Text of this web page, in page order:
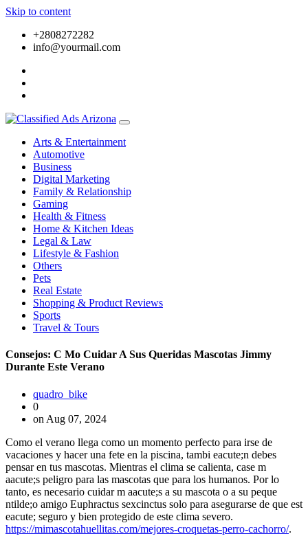
Skip to content
+2808272282
info@yourmail.com
Arts & Entertainment
Automotive
Business
Digital Marketing
Family & Relationship
Gaming
Health & Fitness
Home & Kitchen Ideas
Legal & Law
Lifestyle & Fashion
Others
Pets
Real Estate
Shopping & Product Reviews
Sports
Travel & Tours
Consejos: C Mo Cuidar A Sus Queridas Mascotas Jimmy
Durante Este Verano
quadro_bike
0
on Aug 07, 2024
Como el verano llega como un momento perfecto para irse de
vacaciones y hacer una fete en la piscina, tambi eacute;n debes
pensar en tus mascotas. Mientras el clima se calienta, case m
aacute;s peligro para las mascotas que para los humanos. Por lo
tanto, es necesario cuidar m aacute;s a su mascota o a su peque
ntilde;o amigo Euphractus sexcinctus solo para asegurarse de que est
eacute; seguro y bien protegido de este clima severo.
https://mimascotahuellitas.com/mejores-croquetas-perro-cachorro/.